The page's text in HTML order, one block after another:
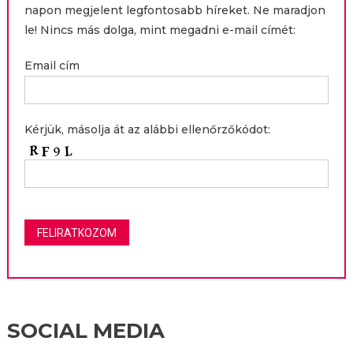
napon megjelent legfontosabb híreket. Ne maradjon
le! Nincs más dolga, mint megadni e-mail címét:
Email cím
Kérjük, másolja át az alábbi ellenőrzőkódot:
SOCIAL MEDIA